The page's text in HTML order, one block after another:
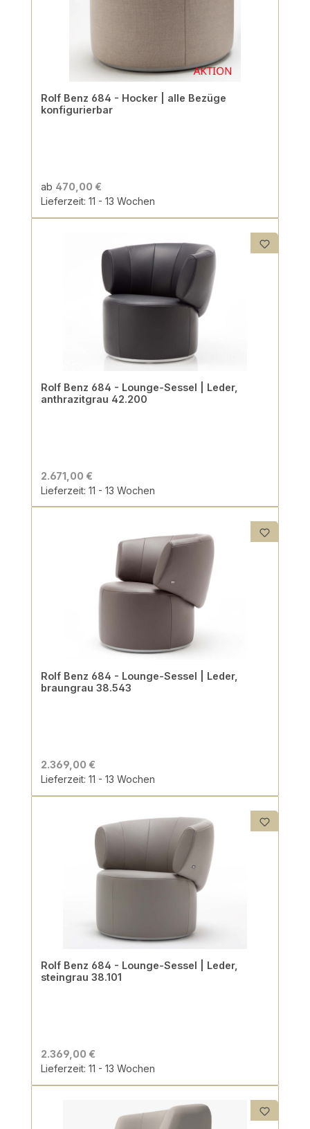
Rolf Benz 684 - Hocker | alle Bezüge
konfigurierbar
ab 470,00 €
Lieferzeit: 11 - 13 Wochen
Rolf Benz 684 - Lounge-Sessel | Leder,
anthrazitgrau 42.200
2.671,00 €
Lieferzeit: 11 - 13 Wochen
Rolf Benz 684 - Lounge-Sessel | Leder,
braungrau 38.543
2.369,00 €
Lieferzeit: 11 - 13 Wochen
Rolf Benz 684 - Lounge-Sessel | Leder,
steingrau 38.101
2.369,00 €
Lieferzeit: 11 - 13 Wochen